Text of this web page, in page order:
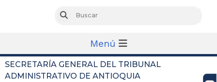
Buscar
Menú
SECRETARÍA GENERAL DEL TRIBUNAL
ADMINISTRATIVO DE ANTIOQUIA